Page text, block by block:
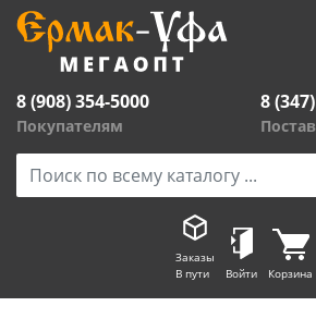
8 (908) 354-5000
Покупателям
8
Заказы
В пути
Войти Корзина